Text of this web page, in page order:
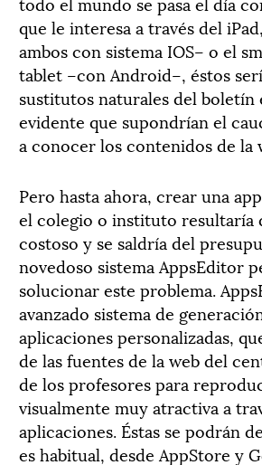
que le interesa a través del
ambos con sistema IOS– o el
tablet –con Android–, éstos
sustitutos naturales del boletín
evidente que supondrían el
a conocer los contenidos de la
Pero hasta ahora, crear una
el colegio o instituto resultaría
costoso y se saldría del
novedoso sistema AppsEditor
solucionar este problema.
avanzado sistema de
aplicaciones personalizadas,
de las fuentes de la web del
de los profesores para
visualmente muy atractiva a
aplicaciones. Éstas se podrán
es habitual, desde AppStore y